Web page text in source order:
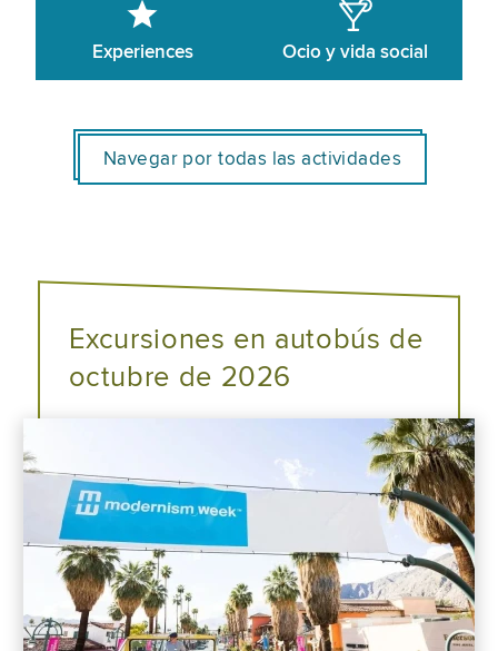
Experiences Ocio y vida social
Navegar por todas las actividades
Excursiones en autobús de
octubre de 2026